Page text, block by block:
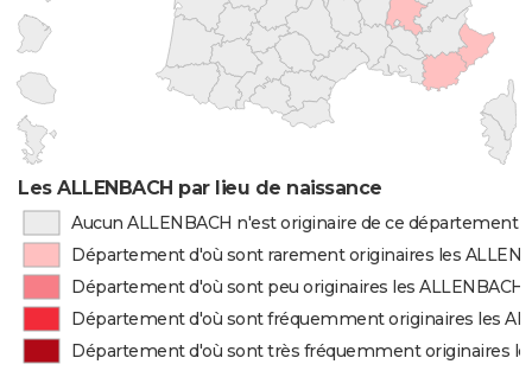
Les ALLENBACH par lieu de naissance
Aucun ALLENBACH n'est originaire de ce département
Département d'où sont rarement originaires les
Département d'où sont peu originaires les ALLENBACH
Département d'où sont fréquemment originaires les
Département d'où sont très fréquemment originaires